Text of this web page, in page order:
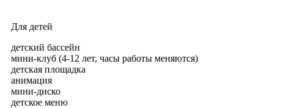
Для детей
детский бассейн
мини-клуб (4-12 лет, часы работы меняются)
детская площадка
анимация
мини-диско
детское меню